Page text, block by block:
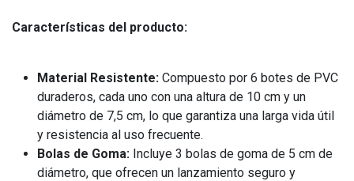
Características del producto:
Material Resistente: Compuesto por 6 botes de PVC
duraderos, cada uno con una altura de 10 cm y un
diámetro de 7,5 cm, lo que garantiza una larga vida útil
y resistencia al uso frecuente.
Bolas de Goma: Incluye 3 bolas de goma de 5 cm de
diámetro, que ofrecen un lanzamiento seguro y